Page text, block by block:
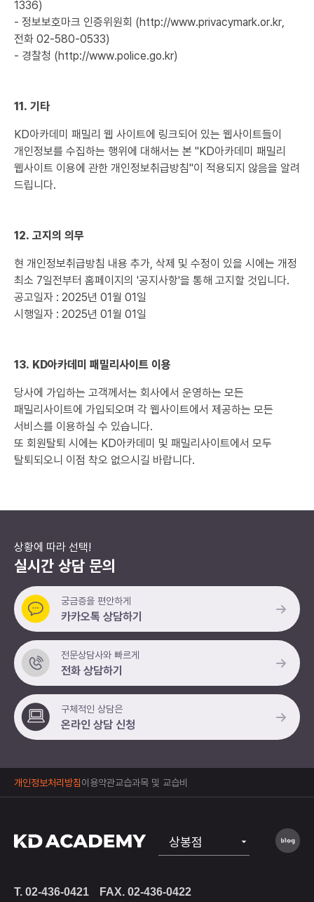
1336)
- 정보보호마크 인증위원회 (http://www.privacymark.or.kr,
전화 02-580-0533)
- 경찰청 (http://www.police.go.kr)
11. 기타
KD아카데미 패밀리 웹 사이트에 링크되어 있는 웹사이트들이
개인정보를 수집하는 행위에 대해서는 본 "KD아카데미 패밀리
웹사이트 이용에 관한 개인정보취급방침"이 적용되지 않음을 알려
드립니다.
12. 고지의 의무
현 개인정보취급방침 내용 추가, 삭제 및 수정이 있을 시에는 개정
최소 7일전부터 홈페이지의 '공지사항'을 통해 고지할 것입니다.
공고일자 : 2025년 01월 01일
시행일자 : 2025년 01월 01일
13. KD아카데미 패밀리사이트 이용
당사에 가입하는 고객께서는 회사에서 운영하는 모든
패밀리사이트에 가입되오며 각 웹사이트에서 제공하는 모든
서비스를 이용하실 수 있습니다.
또 회원탈퇴 시에는 KD아카데미 및 패밀리사이트에서 모두
탈퇴되오니 이점 착오 없으시길 바랍니다.
상황에 따라 선택!
실시간 상담 문의
궁금증을 편안하게
카카오톡 상담하기
전문상담사와 빠르게
전화 상담하기
구체적인 상담은
온라인 상담 신청
개인정보처리방침이용약관교습과목 및 교습비
상봉점
T. 02-436-0421 FAX. 02-436-0422